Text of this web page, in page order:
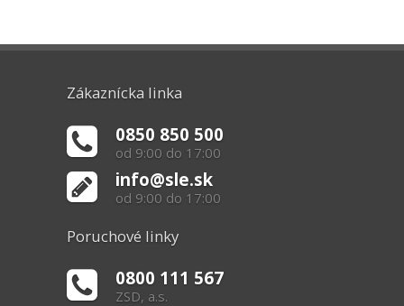
Zákaznícka linka
0850 850 500
od 9:00 do 17:00
info@sle.sk
od 9:00 do 17:00
Poruchové linky
0800 111 567
ZSD, a.s.